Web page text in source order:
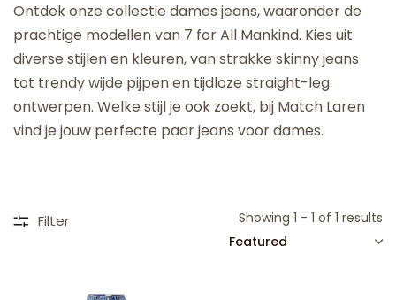
Ontdek onze collectie dames jeans, waaronder de
prachtige modellen van 7 for All Mankind. Kies uit
diverse stijlen en kleuren, van strakke skinny jeans
tot trendy wijde pijpen en tijdloze straight-leg
ontwerpen. Welke stijl je ook zoekt, bij Match Laren
vind je jouw perfecte paar jeans voor dames.
Filter Showing 1 - 1 of 1 results